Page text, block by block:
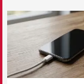
Image